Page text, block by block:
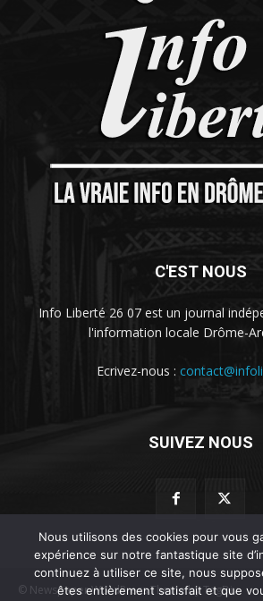
C'EST NOUS
Info Liberté 26 07 est un journal
l'information locale Drôme-
Ecrivez-nous :
SUIVEZ NOUS
© Newspaper WordPress Theme by TagDiv
Nous utilisons des cookies pour vous
expérience sur notre fantastique site
continuez à utiliser ce site, nous
êtes entièrement satisfait et que